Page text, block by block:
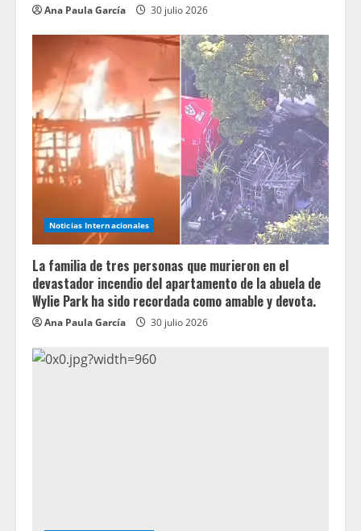
Ana Paula García 30 julio 2026
Noticias Internacionales
La familia de tres personas que murieron en el
devastador incendio del apartamento de la abuela de
Wylie Park ha sido recordada como amable y devota.
Ana Paula García 30 julio 2026